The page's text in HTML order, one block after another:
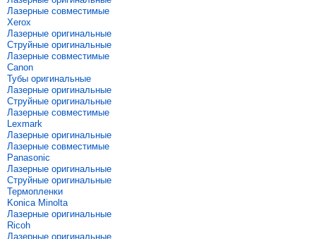
Лазерные совместимые
Xerox
Лазерные оригинальные
Струйные оригинальные
Лазерные совместимые
Canon
Тубы оригинальные
Лазерные оригинальные
Струйные оригинальные
Лазерные совместимые
Lexmark
Лазерные оригинальные
Лазерные совместимые
Panasonic
Лазерные оригинальные
Струйные оригинальные
Термопленки
Konica Minolta
Лазерные оригинальные
Ricoh
Лазерные оригинальные